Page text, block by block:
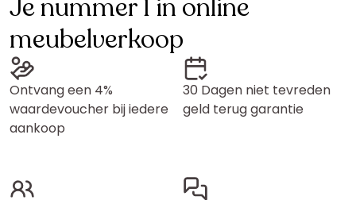
Je nummer 1 in online
meubelverkoop
Ontvang een 4%
waardevoucher bij iedere
aankoop
30 Dagen niet tevreden
geld terug garantie